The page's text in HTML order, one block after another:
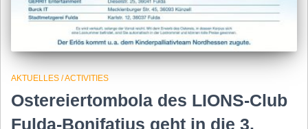
AKTUELLES / ACTIVITIES
Ostereiertombola des LIONS-Club
Fulda-Bonifatius geht in die 3.